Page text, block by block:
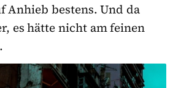
Anhieb bestens. Und da
es hätte nicht am feinen